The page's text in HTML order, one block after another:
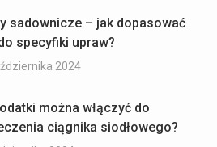
sadownicze – jak dopasować
specyfiki upraw?
2024
można włączyć do
ciągnika siodłowego?